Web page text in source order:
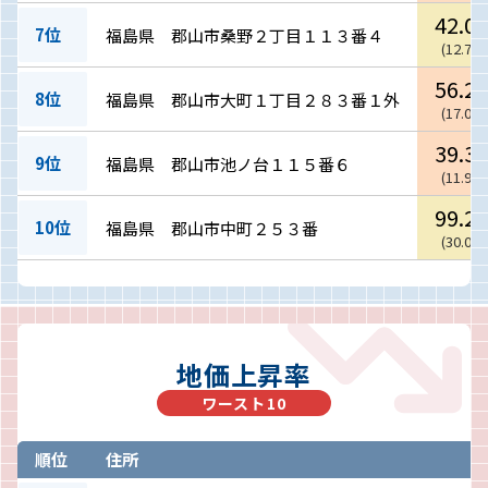
7位 福島県 郡山市桑野２丁目１１３番４ 42.0
(12.7
8位 福島県 郡山市大町１丁目２８３番１外 56.2
(17.0
9位 福島県 郡山市池ノ台１１５番６ 39.3
(11.9
10位 福島県 郡山市中町２５３番 99.2
(30.0
地価上昇率
ワースト10
順位 住所